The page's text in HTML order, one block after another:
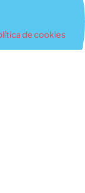
de cookies